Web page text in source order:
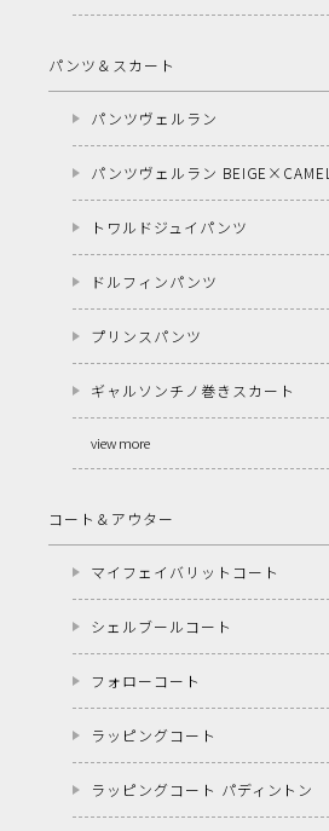
パンツ＆スカート
パンツヴェルラン
パンツヴェルラン BEIGE×CAMEL
トワルドジュイパンツ
ドルフィンパンツ
プリンスパンツ
ギャルソンチノ巻きスカート
view more
コート＆アウター
マイフェイバリットコート
シェルブールコート
フォローコート
ラッピングコート
ラッピングコート パディントン